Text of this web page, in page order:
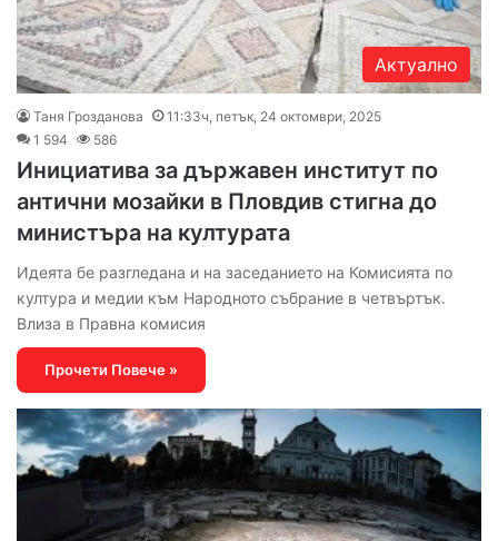
Актуално
Таня Грозданова
11:33ч, петък, 24 октомври, 2025
1 594
586
Инициатива за държавен институт по
антични мозайки в Пловдив стигна до
министъра на културата
Идеята бе разгледана и на заседанието на Комисията по
култура и медии към Народното събрание в четвъртък.
Влиза в Правна комисия
Прочети Повече »